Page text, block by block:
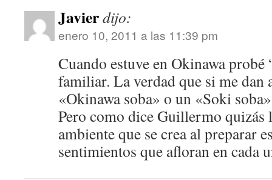
Javierdijo:
enero 10, 2011 a las 11:39 pm
Cuando estuve en Okinawa probé
familiar. La verdad que si me dan
«Okinawa soba» o un «Soki
Pero como dice Guillermo quizás
ambiente que se crea al preparar
sentimientos que afloran en cada